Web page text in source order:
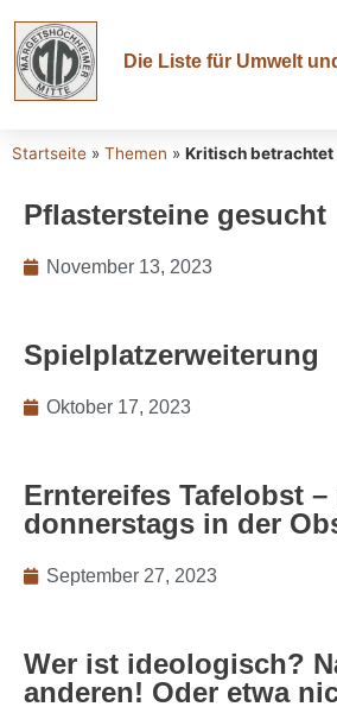
Die Liste für Umwelt
Startseite » Themen » Kritisch betrachtet
Pflastersteine gesucht
November 13, 2023
Spielplatzerweiterung
Oktober 17, 2023
Erntereifes Tafelobst –
donnerstags in der
September 27, 2023
Wer ist ideologisch?
anderen! Oder etwa